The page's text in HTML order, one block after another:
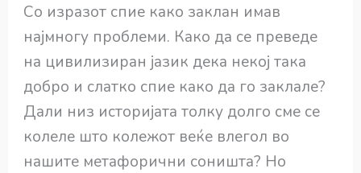
Со изразот спие како заклан имав
најмногу проблеми. Како да се преведе
на цивилизиран јазик дека некој така
добро и слатко спие како да го заклале?
Дали низ историјата толку долго сме се
колеле што колежот веќе влегол во
нашите метафорични соништа? Но